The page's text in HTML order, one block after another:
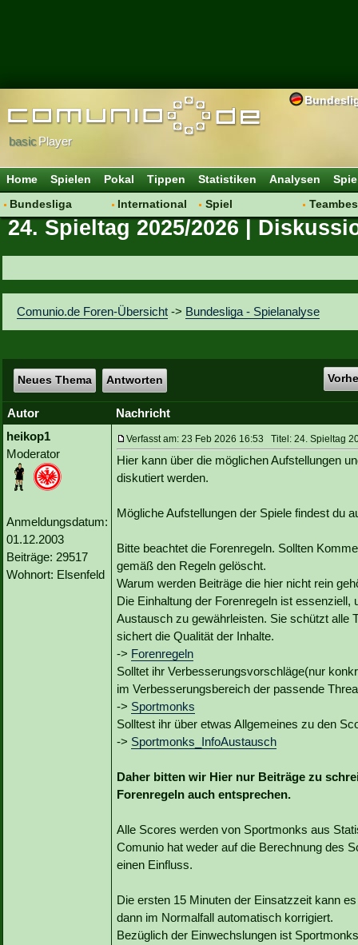
basicPlayer
Home Spielen Pokal Tippen Statistiken Analysen
Bundesliga
Hot News
Vereinsdiskussion
Vereinsfragen
International
Vereine
Spiel
Regeln & Tipps
24. Spieltag 2025/2026 |
Comunio.de Foren-Übersicht -> Bundesliga - Spielanalyse
Neues Thema Antworten
Autor
Nachricht
heikop1
Moderator
Anmeldungsdatum:
01.12.2003
Beiträge: 29517
Wohnort: Elsenfeld
Verfasst am: 23 Feb 2026 16:53 Titel: 24. Spieltag
Hier kann über die möglichen Aufstellungen
diskutiert werden.
Mögliche Aufstellungen der Spiele findest du
Bitte beachtet die Forenregeln. Sollten
gemäß den Regeln gelöscht.
Warum werden Beiträge die hier nicht rein
Die Einhaltung der Forenregeln ist
Austausch zu gewährleisten. Sie schützt alle
sichert die Qualität der Inhalte.
-> Forenregeln
Solltet ihr Verbesserungsvorschläge(nur
im Verbesserungsbereich der passende
-> Sportmonks
Solltest ihr über etwas Allgemeines zu den
-> Sportmonks_InfoAustausch
Daher bitten wir Hier nur Beiträge zu
Forenregeln auch entsprechen.
Alle Scores werden von Sportmonks aus
Comunio hat weder auf die Berechnung des
einen Einfluss.
Die ersten 15 Minuten der Einsatzzeit kann
dann im Normalfall automatisch korrigiert.
Bezüglich der Einwechslungen ist